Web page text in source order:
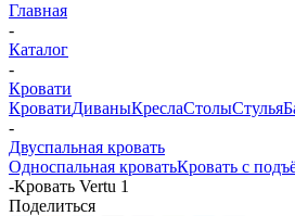
Главная
-
Каталог
-
Кровати
КроватиДиваныКреслаСтолыСтулья
-
Двуспальная кровать
Односпальная кроватьКровать с
-Кровать Vertu 1
Поделиться